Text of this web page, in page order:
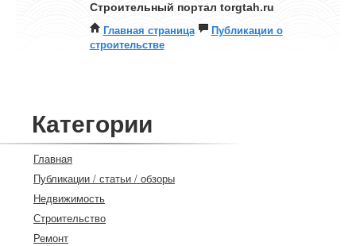
Строительный портал torgtah.ru
Главная страница
Публикации о
строительстве
Категории
Главная
Публикации / статьи / обзоры
Недвижимость
Строительство
Ремонт